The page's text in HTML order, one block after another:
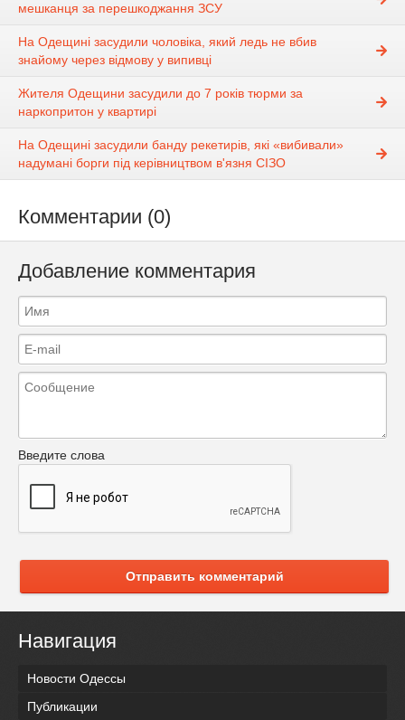
мешканця за перешкоджання ЗСУ
На Одещині засудили чоловіка, який ледь не вбив
знайому через відмову у випивці
Жителя Одещини засудили до 7 років тюрми за
наркопритон у квартирі
На Одещині засудили банду рекетирів, які «вибивали»
надумані борги під керівництвом в'язня СІЗО
Комментарии (0)
Добавление комментария
Введите слова
Отправить комментарий
Навигация
Новости Одессы
Публикации